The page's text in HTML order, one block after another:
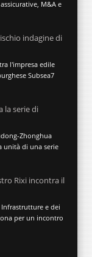
M&A e
indagine di
l'impresa edile
Subsea7
la serie di
Zhonghua
unità di una serie
Rixi incontra il
e dei
per un incontro